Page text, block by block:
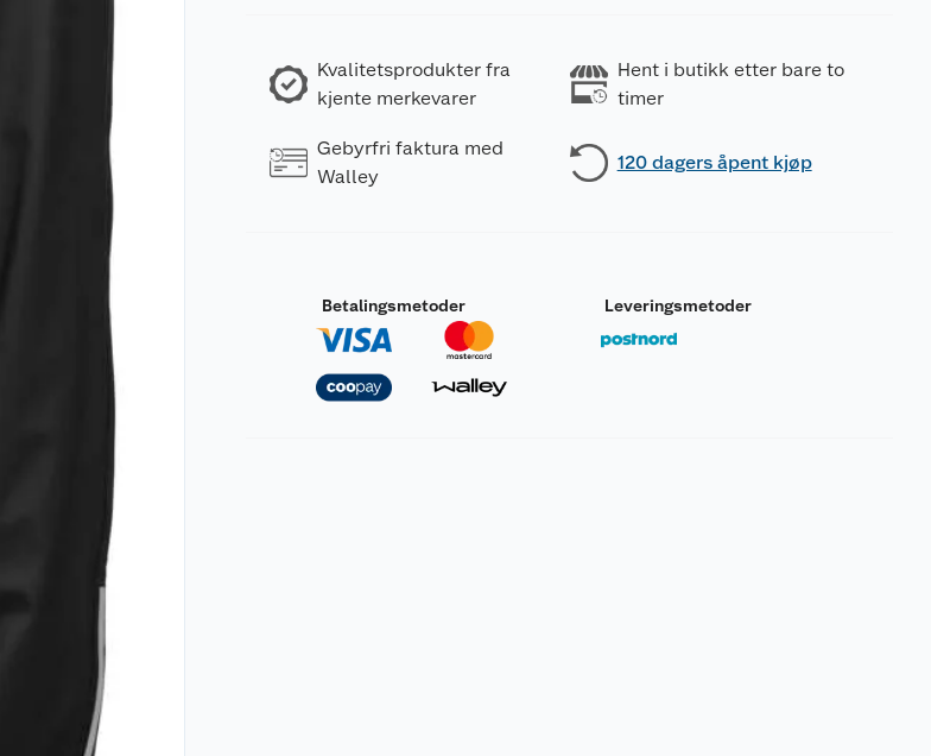
Kvalitetsprodukter fra
kjente merkevarer
Hent i butikk etter bare to
timer
Gebyrfri faktura med
Walley
120 dagers åpent kjøp
Betalingsmetoder Leveringsmetoder